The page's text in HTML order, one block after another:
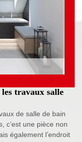
travaux salle
de salle de bain
c’est une pièce non
également l’endroit